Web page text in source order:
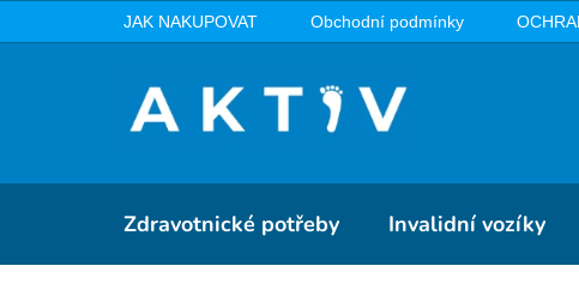
na
JAK NAKUPOVAT Obchodní podmínky
Zdravotnické potřeby Invalidní vozíky